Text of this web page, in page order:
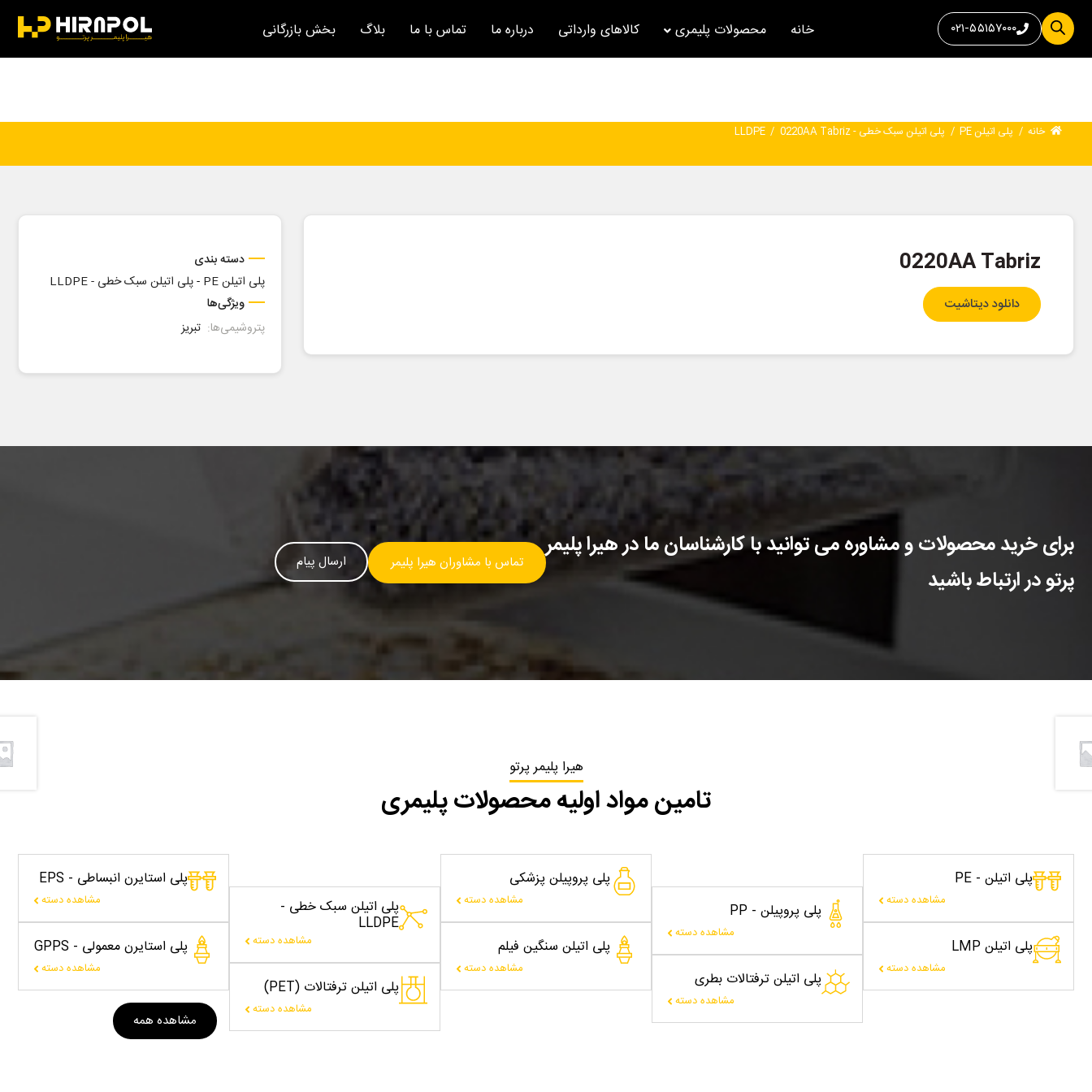
۰۲۱-۵۵۱۵۷۰۰۰ خانه محصولات پلیمری کالاهای وارداتی درباره ما تماس با ما بلاگ بخش بازرگانی
خانه / پلی اتیلن PE / پلی اتیلن سبک خطی - LLDPE / 0220AA Tabriz
0220AA Tabriz
دانلود دیتاشیت
دسته بندی
پلی اتیلن PE
-پلی اتیلن سبک خطی - LLDPE
ویژگی‌ها
پتروشیمی‌ها: تبریز
برای خرید محصولات و مشاوره می توانید با کارشناسان ما در هیرا پلیمر
پرتو در ارتباط باشید
تماس با مشاوران هیرا پلیمر ارسال پیام
هیرا پلیمر پرتو
تامین مواد اولیه محصولات پلیمری
پلی اتیلن - PE
مشاهده دسته
پلی اتیلن LMP
مشاهده دسته
پلی پروپیلن - PP
مشاهده دسته
پلی اتیلن ترفتالات بطری
مشاهده دسته
پلی پروپیلن پزشکی
مشاهده دسته
پلی اتیلن سنگین فیلم
مشاهده دسته
پلی اتیلن سبک خطی -
LLDPE
مشاهده دسته
پلی اتیلن ترفتالات (PET)
مشاهده دسته
پلی استایرن انبساطی - EPS
مشاهده دسته
پلی استایرن معمولی - GPPS
مشاهده دسته
مشاهده همه